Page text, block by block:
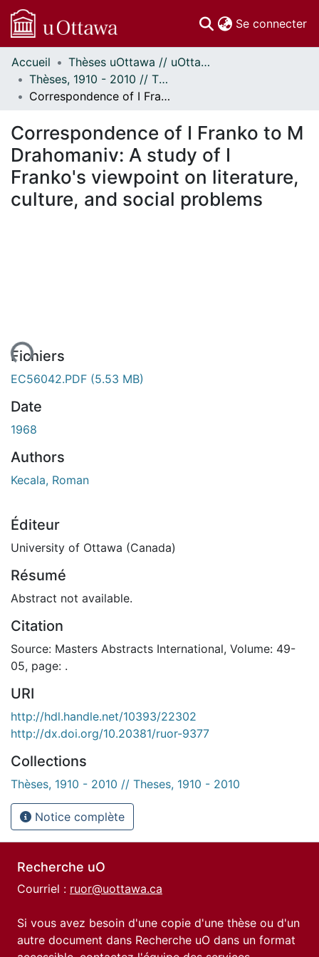
Se connecter
Communautés
et collections
Parcourir
À propos
Accueil
Thèses uOttawa // uOttawa Theses
Thèses, 1910 - 2010 // Theses, 1910 - 2010
Correspondence of I Franko to M Drahomaniv: A study of I Franko's viewpoint on literature, culture, and social problems
Correspondence of I Franko to M
Drahomaniv: A study of I
Franko's viewpoint on literature,
culture, and social problems
Fichiers
EC56042.PDF (5.53 MB)
Date
1968
Authors
Kecala, Roman
Éditeur
University of Ottawa (Canada)
Résumé
Abstract not available.
Citation
Source: Masters Abstracts International, Volume: 49-
05, page: .
URI
http://hdl.handle.net/10393/22302
http://dx.doi.org/10.20381/ruor-9377
Collections
Thèses, 1910 - 2010 // Theses, 1910 - 2010
Notice complète
Recherche uO
Courriel : ruor@uottawa.ca
Si vous avez besoin d'une copie d'une thèse ou d'un
autre document dans Recherche uO dans un format